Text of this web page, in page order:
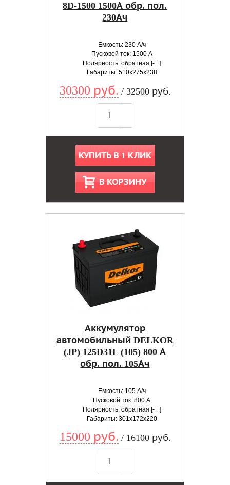
8D-1500 1500А обр. пол.
230Ач
Емкость: 230 А/ч
Пусковой ток: 1500 А
Полярность: обратная [- +]
Габариты: 510x275x238
30300 руб. / 32500 руб.
КУПИТЬ В 1 КЛИК
В КОРЗИНУ
Аккумулятор
автомобильный DELKOR
(JP) 125D31L (105) 800 А
обр. пол. 105Ач
Емкость: 105 А/ч
Пусковой ток: 800 А
Полярность: обратная [- +]
Габариты: 301x172x220
15000 руб. / 16100 руб.